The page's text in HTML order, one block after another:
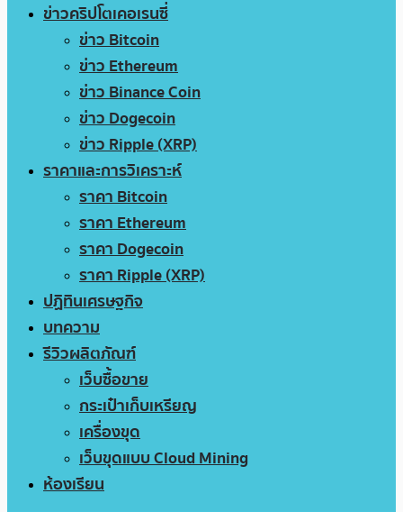
ข่าวคริปโตเคอเรนซี่
ข่าว Bitcoin
ข่าว Ethereum
ข่าว Binance Coin
ข่าว Dogecoin
ข่าว Ripple (XRP)
ราคาและการวิเคราะห์
ราคา Bitcoin
ราคา Ethereum
ราคา Dogecoin
ราคา Ripple (XRP)
ปฏิทินเศรษฐกิจ
บทความ
รีวิวผลิตภัณฑ์
เว็บซื้อขาย
กระเป๋าเก็บเหรียญ
เครื่องขุด
เว็บขุดแบบ Cloud Mining
ห้องเรียน